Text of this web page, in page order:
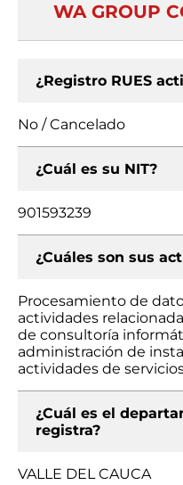
WA GROUP
¿Registro RUES
No / Cancelado
¿Cuál es su NIT?
901593239
¿Cuáles son sus
Procesamiento de
actividades
de consultoría
administración de
actividades de
¿Cuál es el
registra?
VALLE DEL CAUCA